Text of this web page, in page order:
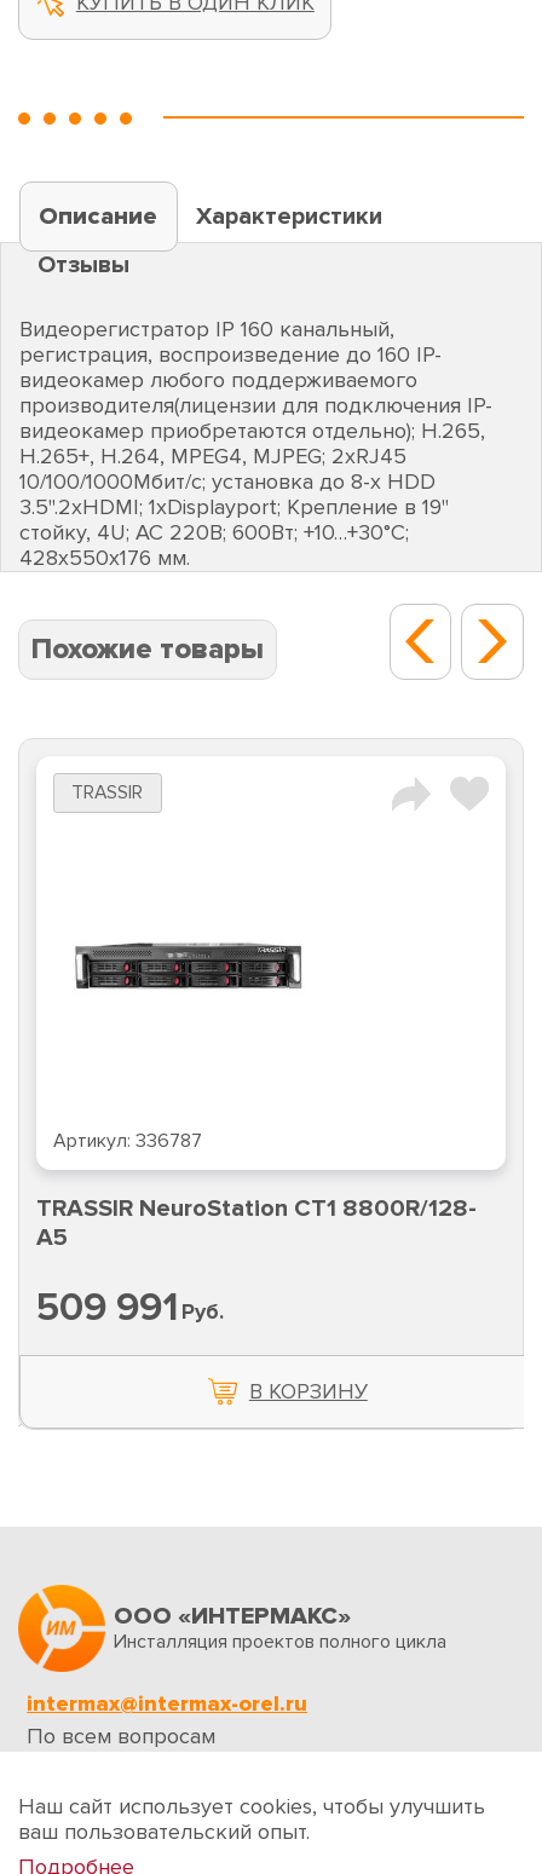
Описание
Характеристики
Отзывы
Видеорегистратор IP 160 канальный,
регистрация, воспроизведение до 160 IP-
видеокамер любого поддерживаемого
производителя(лицензии для подключения IP-
видеокамер приобретаются отдельно); H.265,
H.265+, Н.264, MPEG4, MJPEG; 2хRJ45
10/100/1000Мбит/с; установка до 8-х HDD
3.5".2хHDMI; 1хDisplayport; Крепление в 19"
стойку, 4U; AC 220В; 600Вт; +10…+30°C;
428х550х176 мм.
Похожие товары
TRASSIR
Артикул: 336787
TRASSIR NeuroStation CT1 8800R/128-
A5
509 991 Руб.
В КОРЗИНУ
ООО «ИНТЕРМАКС»
Инсталляция проектов полного цикла
intermax@intermax-orel.ru
По всем вопросам
Обратная связь
Наш сайт использует cookies, чтобы улучшить
ваш пользовательский опыт.
Подробнее